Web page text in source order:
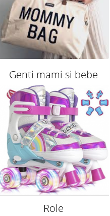
Genti mami si bebe
Role